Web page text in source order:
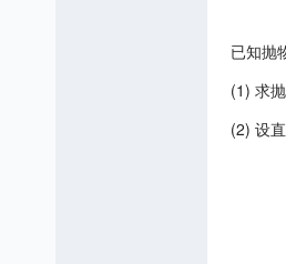
已知抛
(1) 求
(2) 设